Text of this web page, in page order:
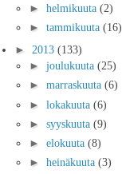
► helmikuuta (2)
► tammikuuta (16)
► 2013 (133)
► joulukuuta (25)
► marraskuuta (6)
► lokakuuta (6)
► syyskuuta (9)
► elokuuta (8)
► heinäkuuta (3)